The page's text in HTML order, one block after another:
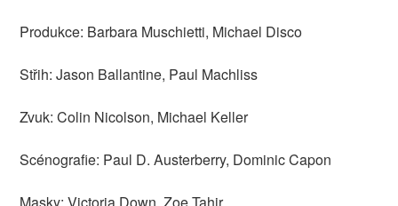
Produkce: Barbara Muschietti, Michael Disco
Střih: Jason Ballantine, Paul Machliss
Zvuk: Colin Nicolson, Michael Keller
Scénografie: Paul D. Austerberry, Dominic Capon
Masky: Victoria Down, Zoe Tahir